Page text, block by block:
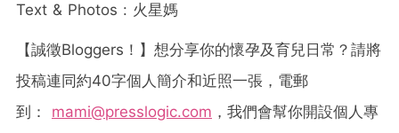
Text & Photos : 火星媽
【誠徵Bloggers ！】想分享你的懷孕及育兒日常？請將
投稿連同約40字個人簡介和近照一張，電郵
到：
mami@presslogic.com ，我們會幫你開設個人專